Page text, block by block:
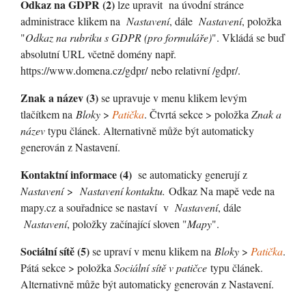
Odkaz na GDPR (2)lze upravit na úvodní stránce
administrace klikem na Nastavení, dále Nastavení, položka
"Odkaz na rubriku s GDPR (pro formuláře)". Vkládá se buď
absolutní URL včetně domény např.
https://www.domena.cz/gdpr/ nebo relativní /gdpr/.
Znak a název (3)se upravuje v menu klikem levým
tlačítkem na Bloky > Patička. Čtvrtá sekce > položka Znak a
názevtypu článek. Alternativně může být automaticky
generován z Nastavení.
Kontaktní informace (4) se automaticky generují z
Nastavení> Nastavení kontaktu. Odkaz Na mapě vede na
mapy.cz a souřadnice se nastaví v Nastavení, dále
Nastavení, položky začínající sloven "Mapy".
Sociální sítě (5)se upraví v menu klikem na Bloky > Patička.
Pátá sekce > položka Sociální sítě v patičce typu článek.
Alternativně může být automaticky generován z Nastavení.